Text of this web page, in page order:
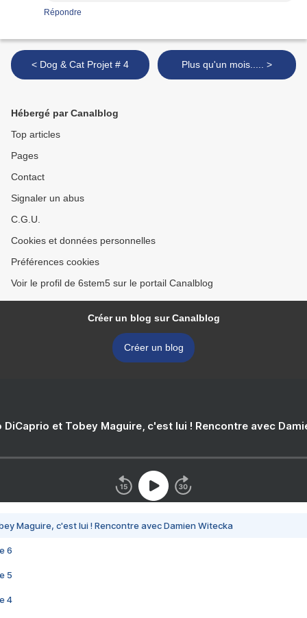
Répondre
< Dog & Cat Projet # 4 Plus qu'un mois..... >
Hébergé par Canalblog
Top articles
Pages
Contact
Signaler un abus
C.G.U.
Cookies et données personnelles
Préférences cookies
Voir le profil de 6stem5 sur le portail Canalblog
Créer un blog sur Canalblog
Créer un blog
DiCaprio et Tobey Maguire, c'est lui ! Rencontre avec
Maguire, c'est lui ! Rencontre avec Damien Witecka
6
5
4